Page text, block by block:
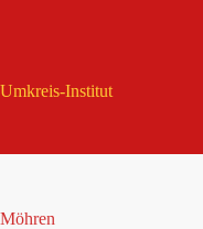
Umkreis-Institut
Möhren